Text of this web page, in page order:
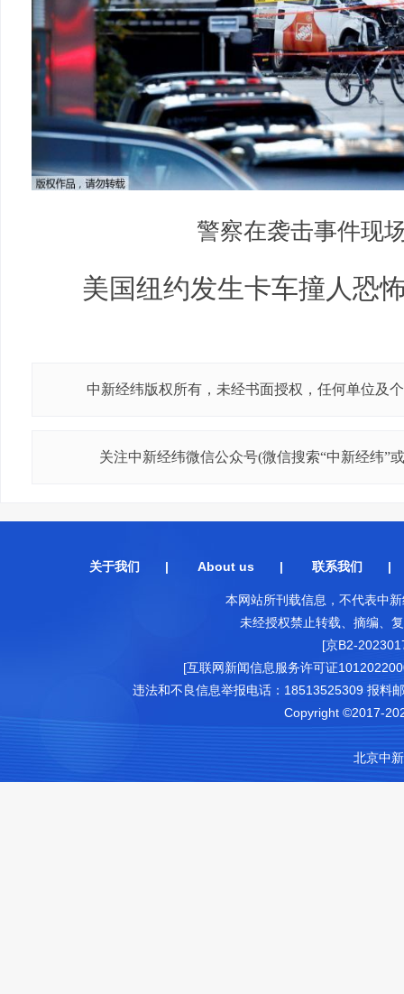
警察在袭击事件现
美国纽约发生卡车撞人恐怖
中新经纬版权所有，未经书面授权，任何单位及
关注中新经纬微信公众号(微信搜索“中新经纬”
关于我们 | About us| 联系我们
本网站所刊载信息，不代表中
未经授权禁止转载、摘编、
[京B2-
[互联网新闻信息服务许可证
违法和不良信息举报电话：18513525309 报料
Copyright ©2017-
北京中